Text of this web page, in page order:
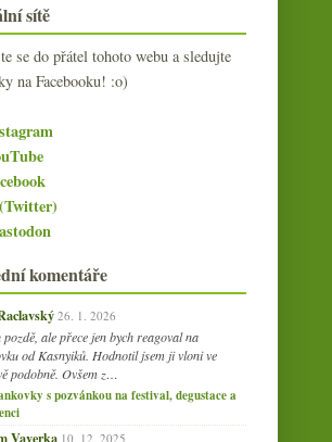
sítě
se do přátel tohoto webu a sledujte
na Facebooku! :o)
komentáře
26. 1. 2026
ale přece jen bych reagoval na
od Kasnyiků. Hodnotil jsem ji vloni ve
podobně. Ovšem z…
s pozvánkou na festival, degustace a
Vaverka 10. 12. 2025